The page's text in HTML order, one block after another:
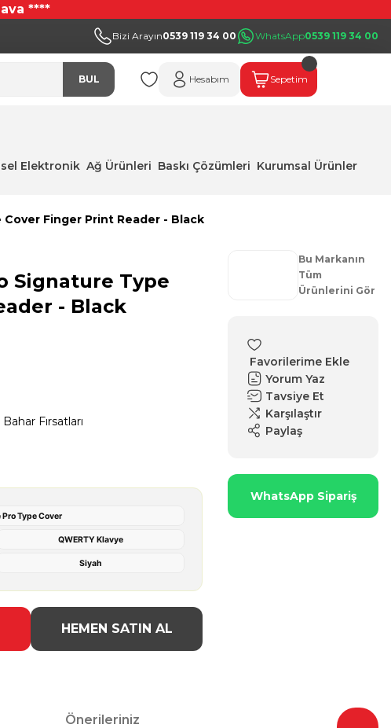
****
Bizi Arayın0539 119 34 00 WhatsApp0539 119 34 00
BUL Hesabım Sepetim
Elektronik Ağ Ürünleri Baskı Çözümleri Kurumsal Ürünler
Finger Print Reader - Black
Signature Type
- Black
Bahar Fırsatları
Type Cover
QWERTY Klavye
Siyah
HEMEN SATIN AL
Bu Markanın
Tüm
Ürünlerini Gör
Yorum Yaz
Tavsiye Et
Karşılaştır
Paylaş
WhatsApp Sipariş
Önerileriniz